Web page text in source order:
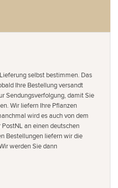
selbst bestimmen. Das
Ihre Bestellung versandt
Sendungsverfolgung, damit Sie
Wir liefern Ihre Pflanzen
wird es auch von dem
an einen deutschen
Bestellungen liefern wir die
werden Sie dann